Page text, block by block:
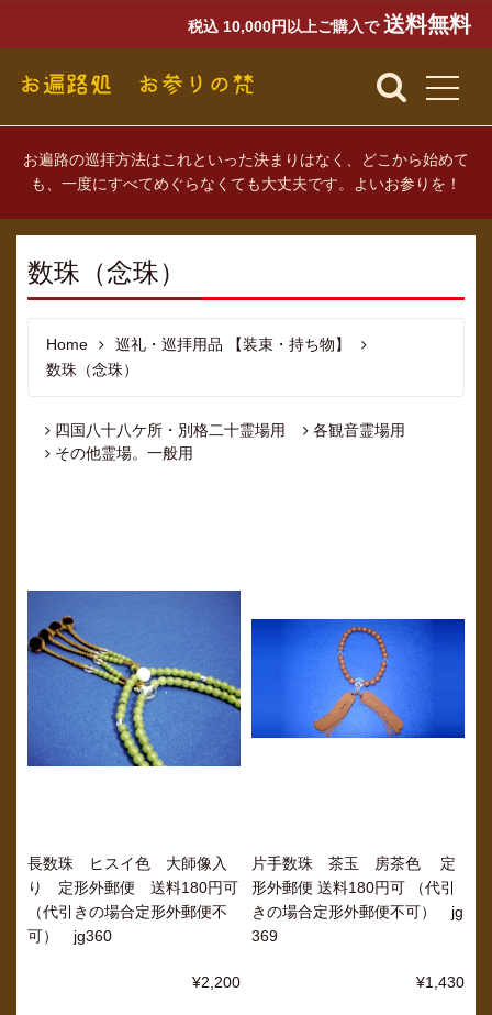
税込 10,000円以上ご購入で 送料無料
お遍路の巡拝方法はこれといった決まりはなく、どこから始めて
も、一度にすべてめぐらなくても大丈夫です。よいお参りを！
数珠（念珠）
Home
巡礼・巡拝用品 【装束・持ち物】
数珠（念珠）
四国八十八ケ所・別格二十霊場用
各観音霊場用
その他霊場。一般用
長数珠 ヒスイ色 大師像入
り 定形外郵便 送料180円可
（代引きの場合定形外郵便不
可） jg360
¥2,200
片手数珠 茶玉 房茶色 定
形外郵便 送料180円可 （代引
きの場合定形外郵便不可） jg
369
¥1,430